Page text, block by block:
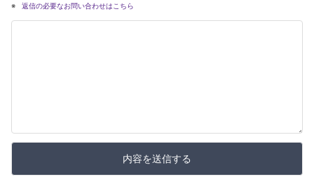
返信の必要なお問い合わせはこちら
内容を送信する